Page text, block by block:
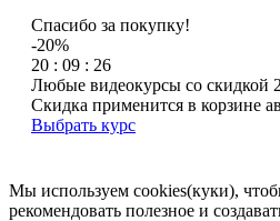
Спасибо за покупку!
-20%
20 : 09 : 26
Любые видеокурсы со скидкой
Скидка применится в корзине
Выбрать курс
Мы используем cookies(куки),
рекомендовать полезное и